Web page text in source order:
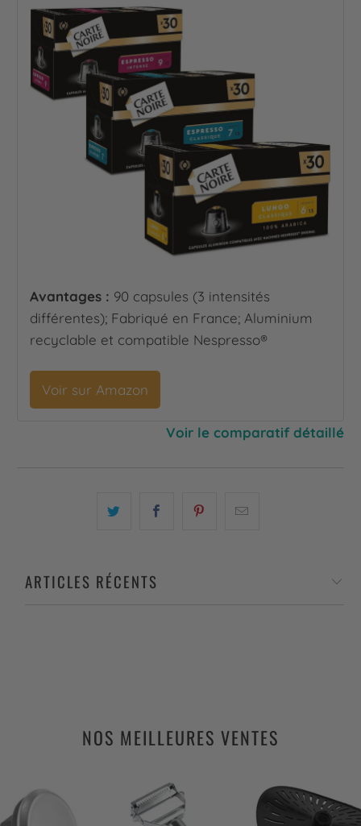
Avantages : 90 capsules (3 intensités
différentes); Fabriqué en France; Aluminium
recyclable et compatible Nespresso®
Voir sur Amazon
Voir le comparatif détaillé
ARTICLES RÉCENTS
NOS MEILLEURES VENTES